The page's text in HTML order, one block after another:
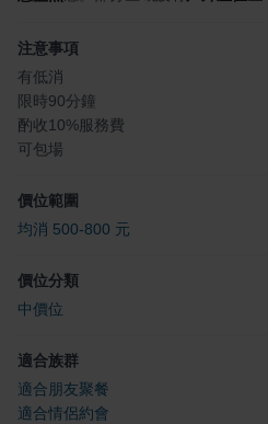
注意事項
有低消
限時90分鐘
酌收10%服務費
可包場
價位範圍
均消 500-800 元
價位分類
中價位
適合族群
適合朋友聚餐
適合情侶約會